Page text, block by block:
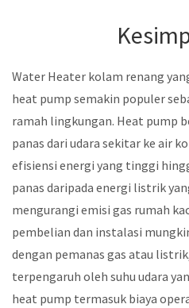
Water Heater kolam renang
heat pump semakin populer
ramah lingkungan. Heat pump
panas dari udara sekitar ke air
efisiensi energi yang tinggi
panas daripada energi listrik
mengurangi emisi gas rumah
pembelian dan instalasi
dengan pemanas gas atau
terpengaruh oleh suhu udara
heat pump termasuk biaya